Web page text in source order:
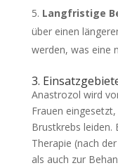
Langfristige
über einen
werden, was eine
3.
Anastrozol wird
Frauen
Brustkrebs leiden.
Therapie (nach
als auch zur